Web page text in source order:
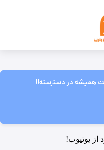
همیشه در دسترسته!!